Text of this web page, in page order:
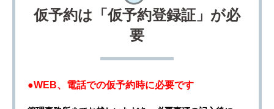
仮予約は「仮予約登録証」が必
要
●WEB、電話での仮予約時に必要です